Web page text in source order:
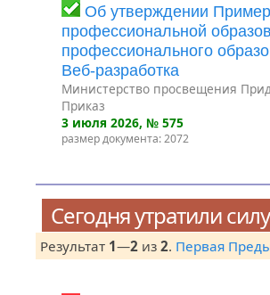
Об утверждении
профессиональной
профессионального
Веб-разработка
Министерство просвещения
Приказ
3 июля 2026, № 575
размер документа: 2072
Сегодня утратили силу
Результат 1—2 из 2. Первая